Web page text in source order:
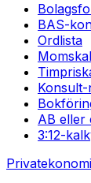
BAS-
Ordlista
Konsult-
AB eller
3:12-
Privatekonomi